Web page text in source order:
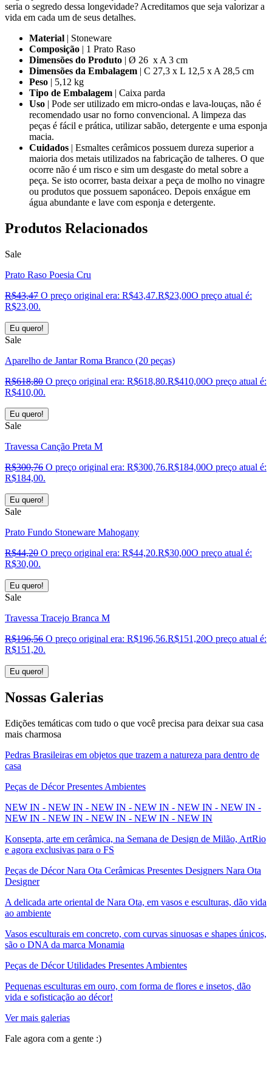
seria o segredo dessa longevidade? Acreditamos que seja valorizar a
vida em cada um de seus detalhes.
Material | Stoneware
Composição | 1 Prato Raso
Dimensões do Produto | Ø 26 x A 3 cm
Dimensões da Embalagem | C 27,3 x L 12,5 x A 28,5 cm
Peso | 5,12 kg
Tipo de Embalagem | Caixa parda
Uso | Pode ser utilizado em micro-ondas e lava-louças, não é
recomendado usar no forno convencional. A limpeza das
peças é fácil e prática, utilizar sabão, detergente e uma esponja
macia.
Cuidados | Esmaltes cerâmicos possuem dureza superior a
maioria dos metais utilizados na fabricação de talheres. O que
ocorre não é um risco e sim um desgaste do metal sobre a
peça. Se isto ocorrer, basta deixar a peça de molho no vinagre
ou produtos que possuem saponáceo. Depois enxágue em
água abundante e lave com esponja e detergente.
Produtos Relacionados
Sale
Prato Raso Poesia Cru
R$43,47 O preço original era: R$43,47.R$23,00O preço atual é:
R$23,00.
Eu quero!
Sale
Aparelho de Jantar Roma Branco (20 peças)
R$618,80 O preço original era: R$618,80.R$410,00O preço atual é:
R$410,00.
Eu quero!
Sale
Travessa Canção Preta M
R$300,76 O preço original era: R$300,76.R$184,00O preço atual é:
R$184,00.
Eu quero!
Sale
Prato Fundo Stoneware Mahogany
R$44,20 O preço original era: R$44,20.R$30,00O preço atual é:
R$30,00.
Eu quero!
Sale
Travessa Tracejo Branca M
R$196,56 O preço original era: R$196,56.R$151,20O preço atual é:
R$151,20.
Eu quero!
Nossas Galerias
Edições temáticas com tudo o que você precisa para deixar sua casa
mais charmosa
Pedras Brasileiras em objetos que trazem a natureza para dentro de
casa
Peças de Décor Presentes Ambientes
NEW IN - NEW IN - NEW IN - NEW IN - NEW IN - NEW IN -
NEW IN - NEW IN - NEW IN - NEW IN - NEW IN
Konsepta, arte em cerâmica, na Semana de Design de Milão, ArtRio
e agora exclusivas para o FS
Peças de Décor Nara Ota Cerâmicas Presentes Designers Nara Ota
Designer
A delicada arte oriental de Nara Ota, em vasos e esculturas, dão vida
ao ambiente
Vasos esculturais em concreto, com curvas sinuosas e shapes únicos,
são o DNA da marca Monamia
Peças de Décor Utilidades Presentes Ambientes
Pequenas esculturas em ouro, com forma de flores e insetos, dão
vida e sofisticação ao décor!
Ver mais galerias
Fale agora com a gente :)